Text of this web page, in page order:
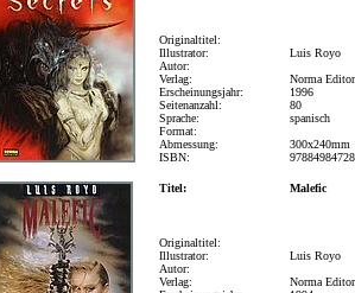
Originaltitel:
Illustrator:
Autor:
Verlag:
Erscheinungsjahr:
Seitenanzahl:
Sprache:
Format:
Abmessung:
ISBN:
Luis Royo
Norma
1996
80
spanisch
300x240mm
Titel: Malefic
Originaltitel:
Illustrator:
Autor:
Verlag:
Luis Royo
Norma